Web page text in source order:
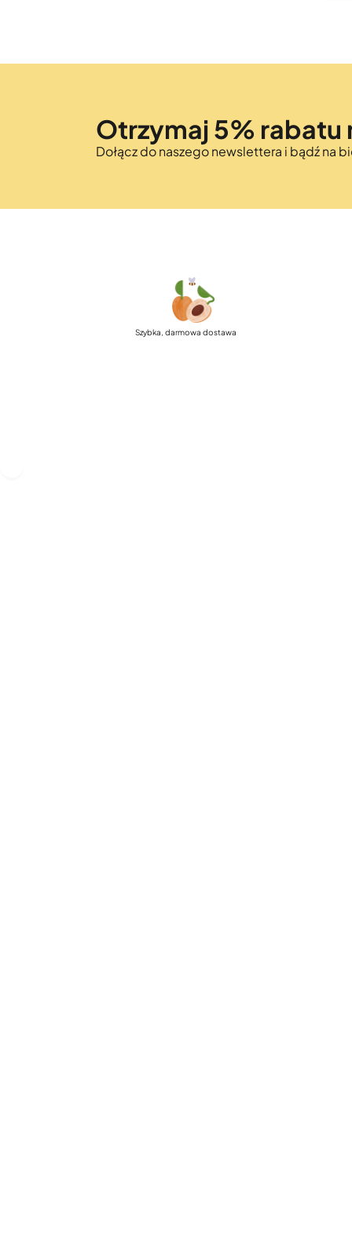
Otrzymaj 5% rabatu
Dołącz do naszego newslettera i bądź na
Szybka, darmowa dostawa